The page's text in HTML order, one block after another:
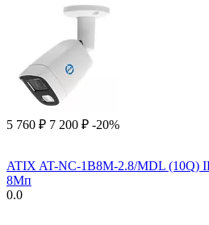
5 760 ₽ 7 200 ₽ -20%
ATIX AT-NC-1B8M-2.8/MDL (10Q)
8Мп
0.0